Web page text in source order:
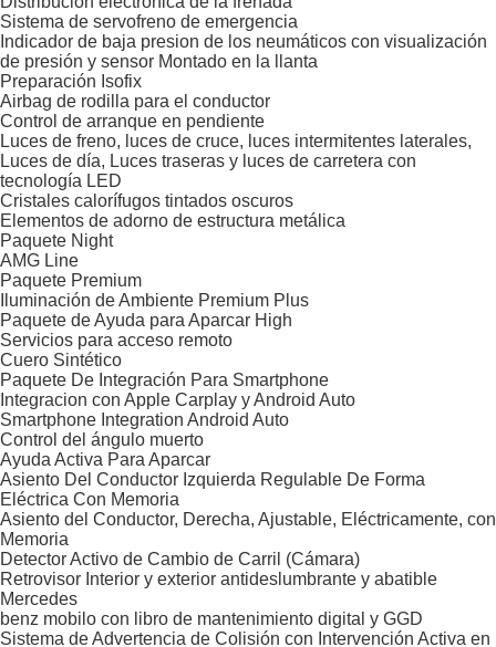
Sistema de servofreno de emergencia
Indicador de baja presion de los neumáticos con visualización
de presión y sensor Montado en la llanta
Preparación Isofix
Airbag de rodilla para el conductor
Control de arranque en pendiente
Luces de freno, luces de cruce, luces intermitentes laterales,
Luces de día, Luces traseras y luces de carretera con
tecnología LED
Cristales calorífugos tintados oscuros
Elementos de adorno de estructura metálica
Paquete Night
AMG Line
Paquete Premium
Iluminación de Ambiente Premium Plus
Paquete de Ayuda para Aparcar High
Servicios para acceso remoto
Cuero Sintético
Paquete De Integración Para Smartphone
Integracion con Apple Carplay y Android Auto
Smartphone Integration Android Auto
Control del ángulo muerto
Ayuda Activa Para Aparcar
Asiento Del Conductor Izquierda Regulable De Forma
Eléctrica Con Memoria
Asiento del Conductor, Derecha, Ajustable, Eléctricamente, con
Memoria
Detector Activo de Cambio de Carril (Cámara)
Retrovisor Interior y exterior antideslumbrante y abatible
Mercedes
benz mobilo con libro de mantenimiento digital y GGD
Sistema de Advertencia de Colisión con Intervención Activa en